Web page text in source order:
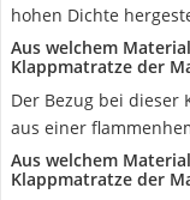
hohen Dichte
Aus welchem
Klappmatratze der
Der Bezug bei
aus einer
Aus welchem
Klappmatratze der